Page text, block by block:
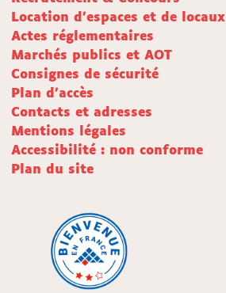
Location d'espaces et de locaux
Actes réglementaires
Marchés publics et AOT
Consignes de sécurité
Plan d'accès
Contacts et adresses
Mentions légales
Accessibilité : non conforme
Plan du site